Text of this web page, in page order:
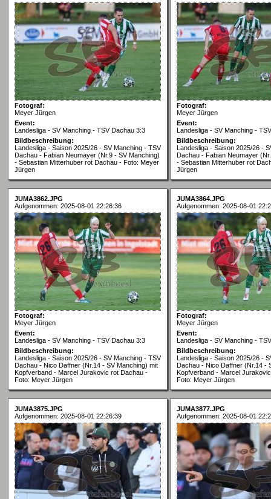
Fotograf:
Meyer Jürgen
Event:
Landesliga - SV Manching - TSV Dachau 3:3
Bildbeschreibung:
Landesliga - Saison 2025/26 - SV Manching - TSV
Dachau - Fabian Neumayer (Nr.9 - SV Manching)
- Sebastian Mitterhuber rot Dachau - Foto: Meyer
Jürgen
Fotograf:
Meyer Jürgen
Event:
Landesliga - SV Manching -
Bildbeschreibung:
Landesliga - Saison 2025/26 -
Dachau - Fabian Neumayer
- Sebastian Mitterhuber rot
Jürgen
JUMA3862.JPG
Aufgenommen: 2025-08-01 22:26:36
Fotograf:
Meyer Jürgen
Event:
Landesliga - SV Manching - TSV Dachau 3:3
Bildbeschreibung:
Landesliga - Saison 2025/26 - SV Manching - TSV
Dachau - Nico Daffner (Nr.14 - SV Manching) mit
Kopfverband - Marcel Jurakovic rot Dachau -
Foto: Meyer Jürgen
JUMA3864.JPG
Aufgenommen: 2025-08-01
Fotograf:
Meyer Jürgen
Event:
Landesliga - SV Manching -
Bildbeschreibung:
Landesliga - Saison 2025/26 -
Dachau - Nico Daffner (Nr.14 -
Kopfverband - Marcel
Foto: Meyer Jürgen
JUMA3875.JPG
Aufgenommen: 2025-08-01 22:26:39
JUMA3877.JPG
Aufgenommen: 2025-08-01